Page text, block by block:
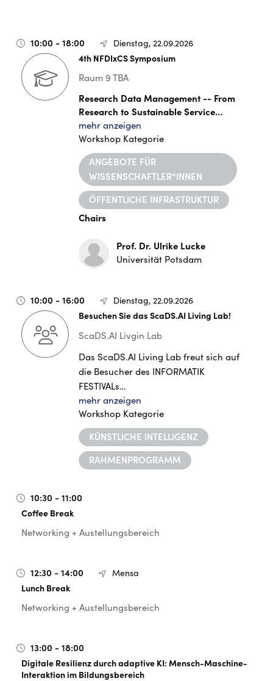
10:00 - 18:00
Dienstag, 22.09.2026
4th NFDIxCS Symposium
Raum 9 TBA
Research Data Management -- From
Research to Sustainable Service…
mehr anzeigen
Workshop Kategorie
ANGEBOTE FÜR
WISSENSCHAFTLER*INNEN
ÖFFENTLICHE INFRASTRUKTUR
Chairs
Prof. Dr. Ulrike Lucke
Universität Potsdam
10:00 - 16:00
Dienstag, 22.09.2026
Besuchen Sie das ScaDS.AI Living Lab!
ScaDS.AI Livgin Lab
Das ScaDS.AI Living Lab freut sich auf
die Besucher des INFORMATIK
FESTIVALs…
mehr anzeigen
Workshop Kategorie
KÜNSTLICHE INTELLIGENZ
RAHMENPROGRAMM
10:30 - 11:00
Coffee Break
Networking + Austellungsbereich
12:30 - 14:00
Mensa
Lunch Break
Networking + Austellungsbereich
13:00 - 18:00
Digitale Resilienz durch adaptive KI: Mensch-Maschine-
Interaktion im Bildungsbereich